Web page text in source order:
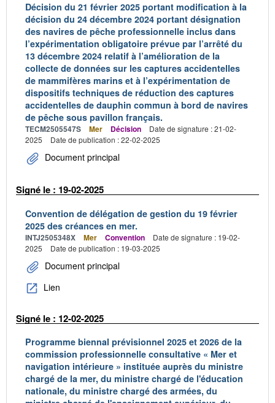
Décision du 21 février 2025 portant modification à la
décision du 24 décembre 2024 portant désignation
des navires de pêche professionnelle inclus dans
l’expérimentation obligatoire prévue par l’arrêté du
13 décembre 2024 relatif à l’amélioration de la
collecte de données sur les captures accidentelles
de mammifères marins et à l’expérimentation de
dispositifs techniques de réduction des captures
accidentelles de dauphin commun à bord de navires
de pêche sous pavillon français.
TECM2505547S Mer Décision
Date de signature : 21-02-
2025
Date de publication : 22-02-2025
Document principal
Signé le : 19-02-2025
Convention de délégation de gestion du 19 février
2025 des créances en mer.
INTJ2505348X Mer Convention
Date de signature : 19-02-
2025
Date de publication : 19-03-2025
Document principal
Lien
Signé le : 12-02-2025
Programme biennal prévisionnel 2025 et 2026 de la
commission professionnelle consultative « Mer et
navigation intérieure » instituée auprès du ministre
chargé de la mer, du ministre chargé de l'éducation
nationale, du ministre chargé des armées, du